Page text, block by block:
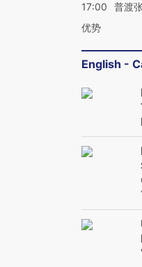
17:00
普渡
优势
English -